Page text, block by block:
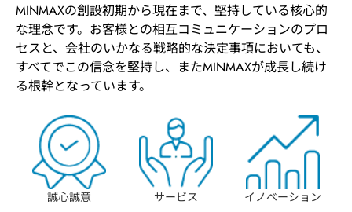
MINMAXの創設初期から現在まで、堅持している核心的
な理念です。お客様との相互コミュニケーションのプロ
セスと、会社のいかなる戦略的な決定事項においても、
すべてでこの信念を堅持し、またMINMAXが成長し続け
る根幹となっています。
誠心誠意 サービス イノベーション